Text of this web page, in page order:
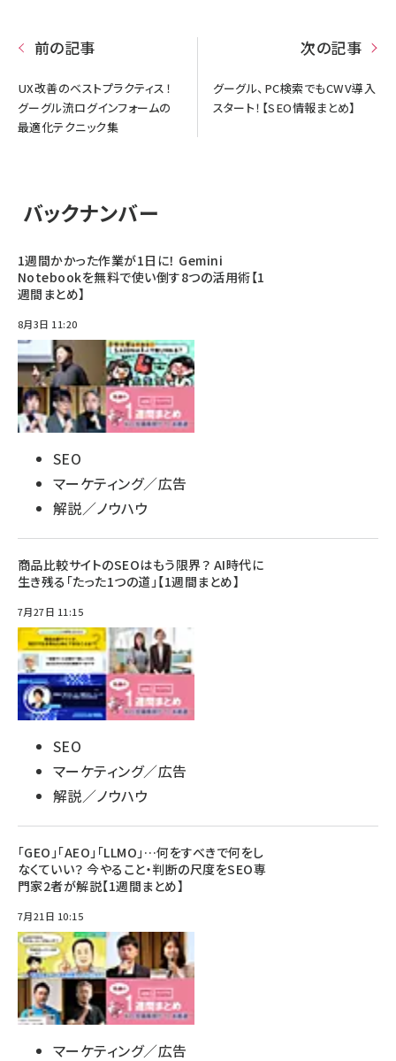
前の記事
UX改善のベストプラクティス！
グーグル流ログインフォームの
最適化テクニック集
次の記事
グーグル、PC検索でもCWV導入
スタート！【SEO情報まとめ】
バックナンバー
1週間かかった作業が1日に！ Gemini
Notebookを無料で使い倒す8つの活用術【1
週間まとめ】
8月3日 11:20
SEO
マーケティング／広告
解説／ノウハウ
商品比較サイトのSEOはもう限界？ AI時代に
生き残る「たった1つの道」【1週間まとめ】
7月27日 11:15
SEO
マーケティング／広告
解説／ノウハウ
「GEO」「AEO」「LLMO」…何をすべきで何をし
なくていい？ 今やること・判断の尺度をSEO専
門家2者が解説【1週間まとめ】
7月21日 10:15
マーケティング／広告